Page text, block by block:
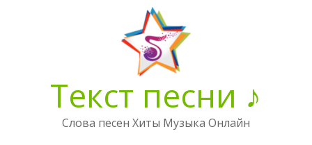
Текст песни ♪
Слова песен Хиты Музыка Онлайн